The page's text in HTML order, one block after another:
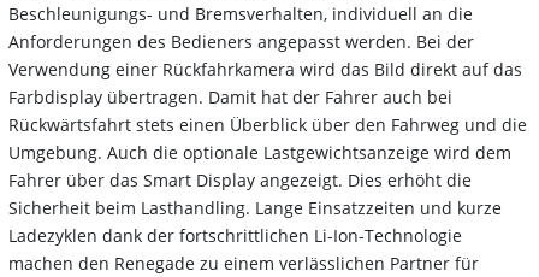
Beschleunigungs- und Bremsverhalten, individuell an die
Anforderungen des Bedieners angepasst werden. Bei der
Verwendung einer Rückfahrkamera wird das Bild direkt auf das
Farbdisplay übertragen. Damit hat der Fahrer auch bei
Rückwärtsfahrt stets einen Überblick über den Fahrweg und die
Umgebung. Auch die optionale Lastgewichtsanzeige wird dem
Fahrer über das Smart Display angezeigt. Dies erhöht die
Sicherheit beim Lasthandling. Lange Einsatzzeiten und kurze
Ladezyklen dank der fortschrittlichen Li-Ion-Technologie
machen den Renegade zu einem verlässlichen Partner für